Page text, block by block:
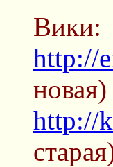
Вики:
http://
новая)
http://